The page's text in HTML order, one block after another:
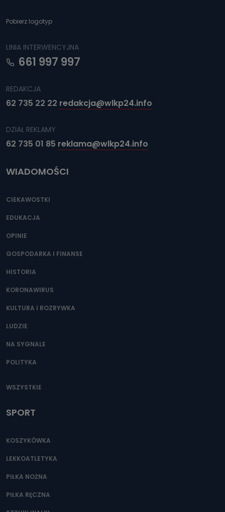
Pobierz logotyp
LINIA INTERWENCYJNA
661 997 997
REDAKCJA
62 735 22 22 redakcja@wlkp24.info
DZIAŁ REKLAMY
62 735 01 85 reklama@wlkp24.info
WIADOMOŚCI
CIEKAWOSTKI
EDUKACJA
OPINIE
GOSPODARKA I FINANSE
HISTORIA
KORONAWIRUS
KULTURA I ROZRYWKA
LUDZIE
NA SYGNALE
POLITYKA
WSZYSTKIE
SPORT
KOSZYKÓWKA
LEKKOATLETYKA
PIŁKA NOŻNA
PIŁKA RĘCZNA